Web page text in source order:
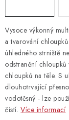
Vysoce výkonný
a tvarování
úhledného strniště
odstranění
chloupků na těle. S
dlouhotrvající
vodotěsný - lze
čistí. Více informací